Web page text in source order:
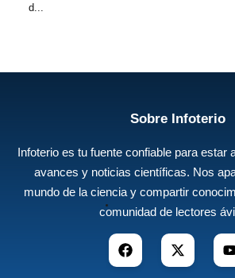
d...
Sobre Infoterio
Infoterio es tu fuente confiable para estar
avances y noticias científicas. Nos
mundo de la ciencia y compartir
comunidad de lectores